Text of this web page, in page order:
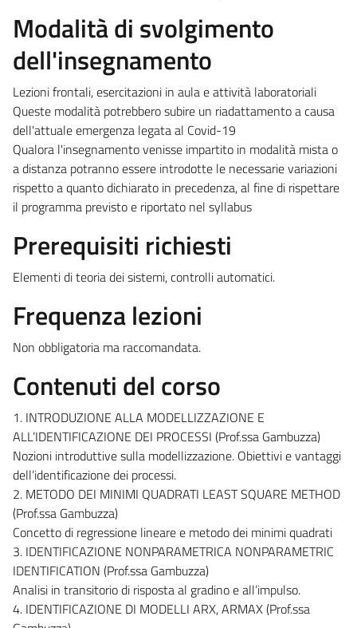
Modalità di svolgimento
dell'insegnamento
Lezioni frontali, esercitazioni in aula e attività laboratoriali
Queste modalità potrebbero subire un riadattamento a causa
dell'attuale emergenza legata al Covid-19
Qualora l'insegnamento venisse impartito in modalità mista o
a distanza potranno essere introdotte le necessarie variazioni
rispetto a quanto dichiarato in precedenza, al fine di rispettare
il programma previsto e riportato nel syllabus
Prerequisiti richiesti
Elementi di teoria dei sistemi, controlli automatici.
Frequenza lezioni
Non obbligatoria ma raccomandata.
Contenuti del corso
1. INTRODUZIONE ALLA MODELLIZZAZIONE E
ALL’IDENTIFICAZIONE DEI PROCESSI (Prof.ssa Gambuzza)
Nozioni introduttive sulla modellizzazione. Obiettivi e vantaggi
dell’identificazione dei processi.
2. METODO DEI MINIMI QUADRATI LEAST SQUARE METHOD
(Prof.ssa Gambuzza)
Concetto di regressione lineare e metodo dei minimi quadrati
3. IDENTIFICAZIONE NONPARAMETRICA NONPARAMETRIC
IDENTIFICATION (Prof.ssa Gambuzza)
Analisi in transitorio di risposta al gradino e all’impulso.
4. IDENTIFICAZIONE DI MODELLI ARX, ARMAX (Prof.ssa